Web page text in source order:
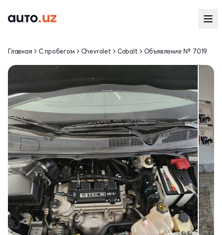
Главная С пробегом Chevrolet Cobalt Объявление № 7019